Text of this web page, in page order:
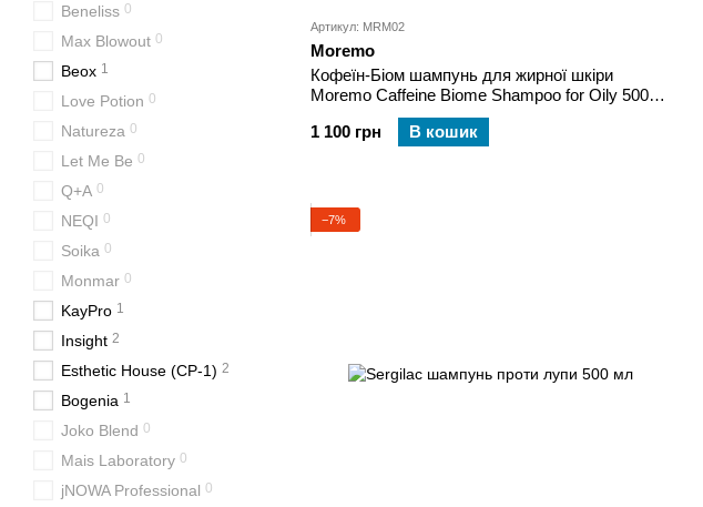
Артикул: MRM02
Moremo
Кофеїн-Біом шампунь для жирної шкіри
Moremo Caffeine Biome Shampoo for Oily 500
1 100 грн
В кошик
−7%
Beneliss 0
Max Blowout 0
Beox 1
Love Potion 0
Natureza 0
Let Me Be 0
Q+A 0
NEQI 0
Soika 0
Monmar 0
KayPro 1
Insight 2
Esthetic House (CP-1) 2
Bogenia 1
Joko Blend 0
Mais Laboratory 0
jNOWA Professional 0